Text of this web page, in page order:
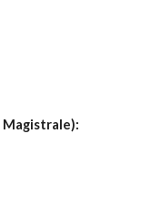
Magistrale):